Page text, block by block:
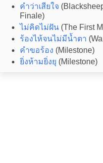
คำว่าเสียใจ
Finale)
ไม่คิดไม่ฝัน (The First
ร้องไห้จนไม่มีน้ำตา
คำขอร้อง (Milestone)
ยิ่งห้ามยิ่งยุ (Milestone)